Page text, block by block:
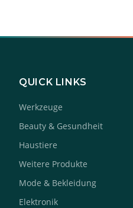
QUICK LINKS
Werkzeuge
Beauty & Gesundheit
Haustiere
Weitere Produkte
Mode & Bekleidung
Elektronik